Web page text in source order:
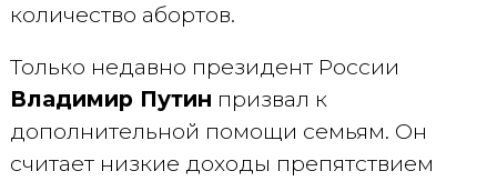
количество абортов.
Только недавно президент России
Владимир Путин призвал к
дополнительной помощи семьям. Он
считает низкие доходы препятствием